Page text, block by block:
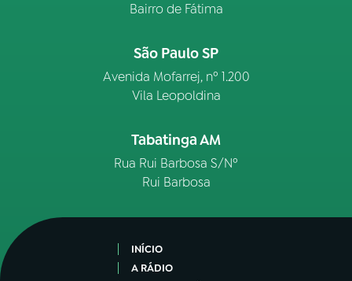
Bairro de Fátima
São Paulo SP
Avenida Mofarrej, nº 1.200
Vila Leopoldina
Tabatinga AM
Rua Rui Barbosa S/Nº
Rui Barbosa
INÍCIO
A RÁDIO